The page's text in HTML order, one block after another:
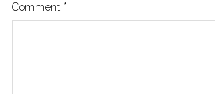
Comment *